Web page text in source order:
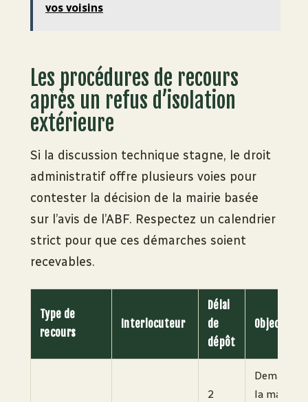
vos voisins
Les procédures de recours
après un refus d’isolation
extérieure
Si la discussion technique stagne, le droit
administratif offre plusieurs voies pour
contester la décision de la mairie basée
sur l’avis de l’ABF. Respectez un calendrier
strict pour que ces démarches soient
recevables.
Type de
recours
Interlocuteur
Délai
de
dépôt
Objectif
2
Demander
la mairie